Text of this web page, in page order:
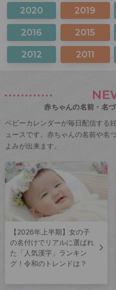
2020 2019
2016 2015
2012 2011
赤ちゃんの名前・名
ベビーカレンダーが毎日配信する
ュースです。赤ちゃんの名前や名
よみが出来ます。
【2026年上半期】女の子
の名付けでリアルに選ばれ
た「人気漢字」ランキン
グ！令和のトレンドは？